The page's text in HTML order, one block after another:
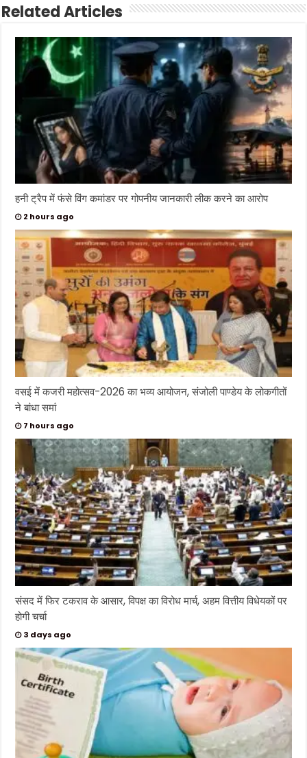
Related Articles
हनी ट्रैप में फंसे विंग कमांडर पर गोपनीय जानकारी लीक करने का आरोप
2 hours ago
वसई में कजरी महोत्सव-2026 का भव्य आयोजन, संजोली पाण्डेय के लोकगीतों
ने बांधा समां
7 hours ago
संसद में फिर टकराव के आसार, विपक्ष का विरोध मार्च, अहम वित्तीय विधेयकों पर
होगी चर्चा
3 days ago